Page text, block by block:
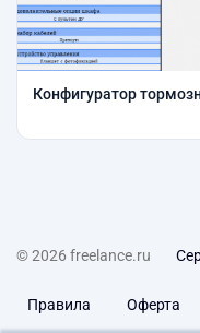
Конфигуратор
© 2026 freelance.ru
Правила Оферта